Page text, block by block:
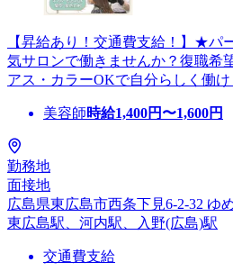
【昇給あり！交通費支給！】★パ
気サロンで働きませんか？復職
アス・カラーOKで自分らしく働け
美容師時給1,400円〜1,600円
勤務地
面接地
広島県東広島市西条下見6-2-32 ゆ
東広島駅、河内駅、入野(広島)駅
交通費支給